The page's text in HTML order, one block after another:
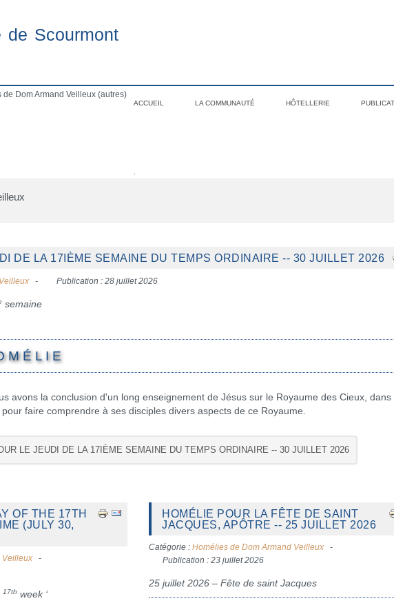
de Scourmont
ACCUEIL LA COMMUNAUTÉ HÔTELLERIE
de Dom Armand Veilleux (autres)
DE LA 17IÈME SEMAINE DU TEMPS ORDINAIRE -- 30 JUILLET 2026
Publication : 28 juillet 2026
semaine
I E
avons la conclusion d'un long enseignement de Jésus sur le Royaume des Cieux, dans
faire comprendre à ses disciples divers aspects de ce Royaume.
LE JEUDI DE LA 17IÈME SEMAINE DU TEMPS ORDINAIRE -- 30 JUILLET 2026
OF THE 17TH
(JULY 30,
Veilleux
17th week ‘
HOMÉLIE POUR LA FÊTE DE SAINT
JACQUES, APÔTRE -- 25 JUILLET 2026
Catégorie :Homélies de Dom Armand Veilleux
Publication : 23 juillet 2026
25 juillet 2026 – Fête de saint Jacques